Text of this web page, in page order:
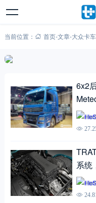
当前位置： 首页-文章-大众卡车
6x2
何?
系统
娃？